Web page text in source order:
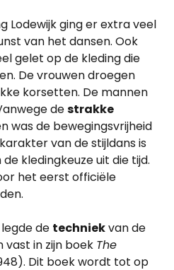
Lodewijk ging er extra veel
van het dansen. Ook
gelet op de kleding die
De vrouwen droegen
korsetten. De mannen
destrakke
was de bewegingsvrijheid
van de stijldans is
kledingkeuze uit die tijd.
het eerst officiële
de techniekvan de
vast in zijn boek The
Dit boek wordt tot op